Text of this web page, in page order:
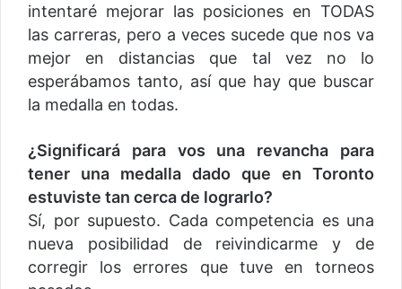
intentaré mejorar las posiciones en TODAS
las carreras, pero a veces sucede que nos va
mejor en distancias que tal vez no lo
esperábamos tanto, así que hay que buscar
la medalla en todas.
¿Significará para vos una revancha para
tener una medalla dado que en Toronto
estuviste tan cerca de lograrlo?
Sí, por supuesto. Cada competencia es una
nueva posibilidad de reivindicarme y de
corregir los errores que tuve en torneos